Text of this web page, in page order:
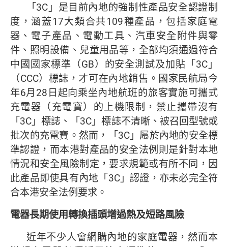
「3C」是目前內地的強制性產品安全認證制
度，涵蓋17大類合共109種產品，包括家庭電
器、電子產品、電動工具、汽車安全附件與零
件、照明設備、兒童用品等，全部均須通過符合
中國國家標準（GB）的安全測試及加貼「3C」
（CCC）標誌，才可在內地銷售。國家民航局今
年6月28日起向乘坐內地航班的旅客實施可攜式
充電器（充電寶）的上機限制，禁止攜帶沒有
「3C」標誌、「3C」標誌不清晰、被召回型號或
批次的充電寶。然而，「3C」屬於內地的安全標
準認證，而本港對產品的安全法例則是針對本地
情況和安全風險制定，要求規範或有所不同，因
此產品即使具有內地「3C」認證，亦未必完全符
合本港安全法例要求。
電器長期使用轉換插頭增過熱及短路風險
近年不少人會網購內地的家庭電器，然而本